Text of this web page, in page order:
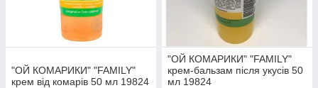
"ОЙ КОМАРИКИ" "FAMILY"
крем від комарів 50 мл 19824
"ОЙ КОМАРИКИ" "FAMILY"
крем-бальзам після укусів 50
мл 19824